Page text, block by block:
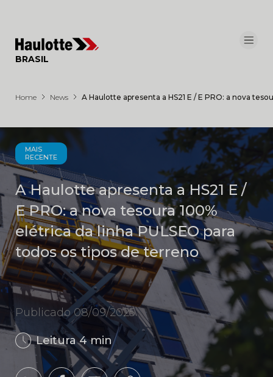
BRASIL
Home News A Haulotte apresenta a HS21 E / E PRO: a nova
MAIS
RECENTE
A Haulotte apresenta a HS21 E /
E PRO: a nova tesoura 100%
elétrica da linha PULSEO para
todos os tipos de terreno
Publicado 08/09/2025
Leitura 4 min